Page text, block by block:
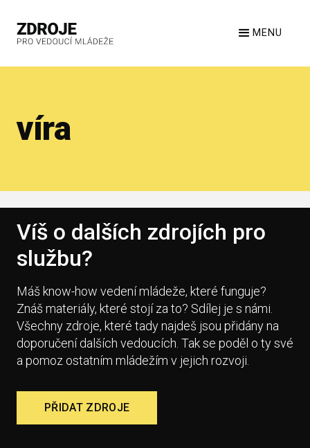
MENU
víra
Víš o dalších zdrojích pro
službu?
Máš know-how vedení mládeže, které funguje?
Znáš materiály, které stojí za to? Sdílej je s námi.
Všechny zdroje, které tady najdeš jsou přidány na
doporučení dalších vedoucích. Tak se poděl o ty své
a pomoz ostatním mládežím v jejich rozvoji.
PŘIDAT ZDROJE